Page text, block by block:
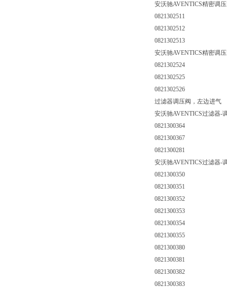
安沃驰AVENTICS精密调
0821302511
0821302512
0821302513
安沃驰AVENTICS精密调
0821302524
0821302525
0821302526
过滤器调压阀，左边进气
安沃驰AVENTICS过滤器-
0821300364
0821300367
0821300281
安沃驰AVENTICS过滤器-
0821300350
0821300351
0821300352
0821300353
0821300354
0821300355
0821300380
0821300381
0821300382
0821300383